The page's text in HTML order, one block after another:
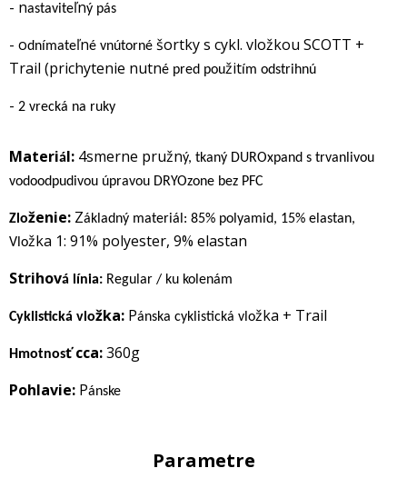
- nastaviteľný pás
- odnímateľné vnútorné šortky s cykl. vložkou SCOTT +
Trail (prichytenie nutné pred použitím odstrihnú
- 2 vrecká na ruky
Materiál: 4smerne pružný, tkaný DUROxpand s trvanlivou
vodoodpudivou úpravou DRYOzone bez PFC
Zloženie: Základný materiál: 85% polyamid, 15% elastan,
Vložka 1: 91% polyester, 9% elastan
Strihová línia: Regular / ku kolenám
Cyklistická vložka: Pánska cyklistická vložka + Trail
Hmotnosť cca:360g
Pohlavie: Pánske
Parametre